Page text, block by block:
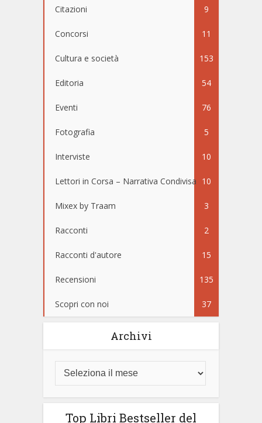
Citazioni 9
Concorsi 11
Cultura e società 153
Editoria 54
Eventi 76
Fotografia 5
Interviste 10
Lettori in Corsa – Narrativa Condivisa 10
Mixex by Traam 3
Racconti 2
Racconti d'autore 15
Recensioni 135
Scopri con noi 37
Archivi
Top Libri Bestseller del